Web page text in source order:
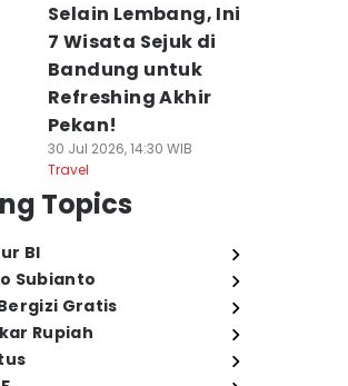
Selain Lembang, Ini
7 Wisata Sejuk di
Bandung untuk
Refreshing Akhir
Pekan!
30 Jul 2026, 14:30 WIB
Travel
Topics
BI
Subianto
Gratis
Rupiah